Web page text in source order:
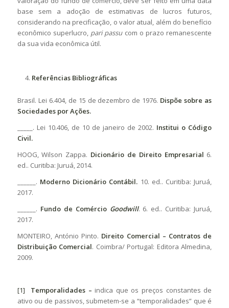
base sem a adoção de estimativas de lucros futuros,
considerando na precificação, o valor atual, além do benefício
econômico superlucro, pari passucom o prazo remanescente
da sua vida econômica útil.
Referências Bibliográficas
Brasil. Lei 6.404, de 15 de dezembro de 1976. Dispõe sobre as
Sociedades por Ações.
_____. Lei 10.406, de 10 de janeiro de 2002. Institui o Código
Civil.
HOOG, Wilson Zappa. Dicionário de Direito Empresarial 6.
ed.. Curitiba: Juruá, 2014.
______. Moderno Dicionário Contábil. 10. ed.. Curitiba: Juruá,
2017.
______. Fundo de Comércio Goodwill. 6. ed.. Curitiba: Juruá,
2017.
MONTEIRO, António Pinto. Direito Comercial – Contratos de
Distribuição Comercial. Coimbra/ Portugal: Editora Almedina,
2009.
[1] Temporalidades – indica que os preços constantes de
ativo ou de passivos, submetem-se a “temporalidades” que é